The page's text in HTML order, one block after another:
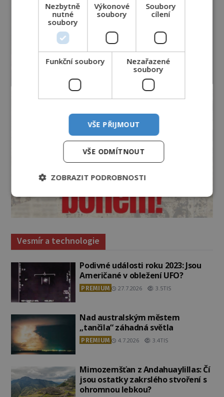
Vesmír a technologie
Podivné události roku 2023: Jsou
Američané v obležení UFO?
PREMIUM 27.7.2026 3.5TIS
Nad australským městem
„tančila“ záhadná světla
PREMIUM 4.7.2026 3.4TIS
Mimozemšťan z Andahuaylillas: Čí
jsou ostatky zakrslého stvoření s
ohromnou lebkou?
Nezbytně
nutné
soubory
Výkonové
soubory
Soubory
cílení
Funkční soubory
Nezařazené
soubory
VŠE PŘIJMOUT
VŠE ODMÍTNOUT
ZOBRAZIT PODROBNOSTI